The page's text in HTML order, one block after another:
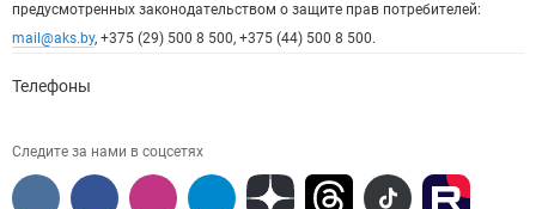
предусмотренных законодательством о защите прав потребителей:
mail@aks.by, +375 (29) 500 8 500, +375 (44) 500 8 500.
Телефоны
Следите за нами в соцсетях